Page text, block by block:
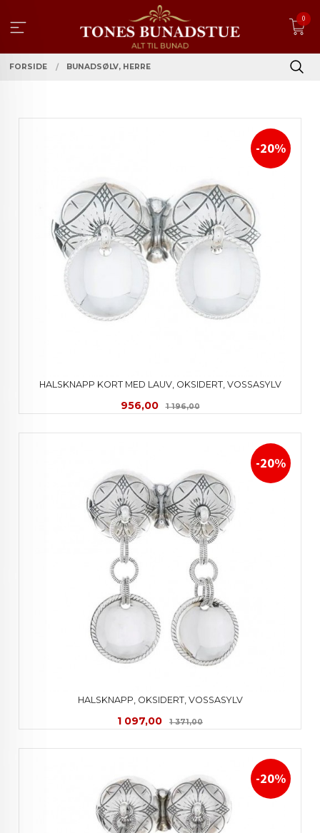
innholdet
0
FORSIDE BUNADSØLV, HERRE
HALSKNAPP KORT MED LAUV, OKSIDERT, VOSSASYLV
Tilbud
956,00 1 196,00Rabatt
-20%
HALSKNAPP, OKSIDERT, VOSSASYLV
Tilbud
1 097,00 1 371,00Rabatt
-20%
-20%